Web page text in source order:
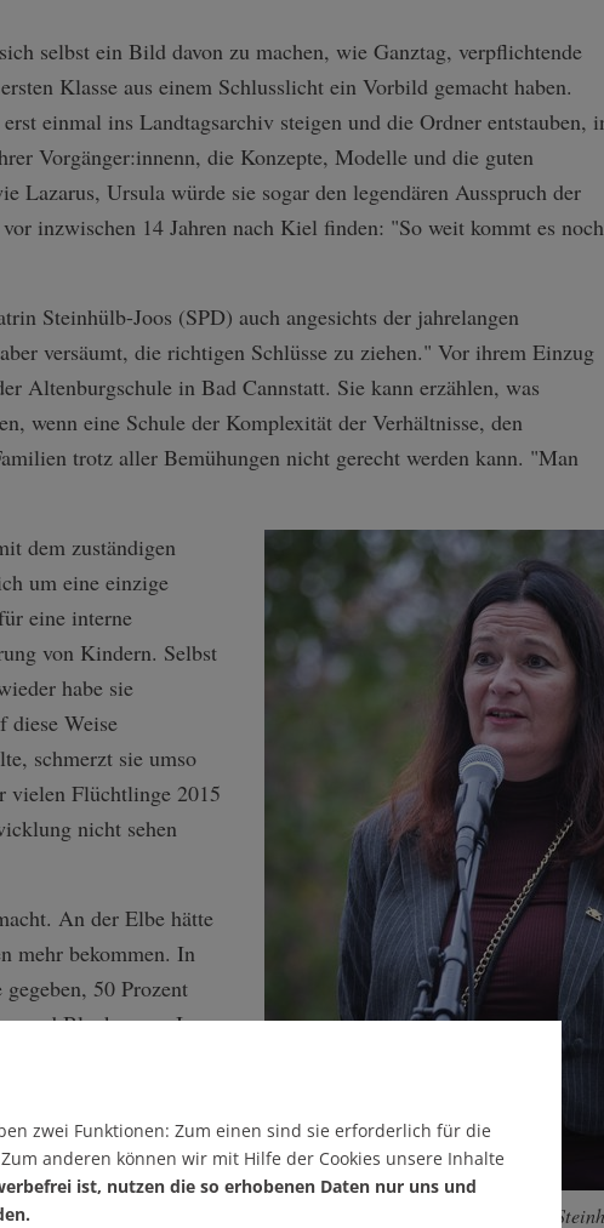
selbst ein Bild davon zu machen, wie Ganztag, verpflichtende
Klasse aus einem Schlusslicht ein Vorbild gemacht haben.
einmal ins Landtagsarchiv steigen und die Ordner entstauben,
Vorgänger:innenn, die Konzepte, Modelle und die guten
Lazarus, Ursula würde sie sogar den legendären Ausspruch der
inzwischen 14 Jahren nach Kiel finden: "So weit kommt es
Steinhülb-Joos (SPD) auch angesichts der jahrelangen
versäumt, die richtigen Schlüsse zu ziehen." Vor ihrem Einzug
Altenburgschule in Bad Cannstatt. Sie kann erzählen, was
wenn eine Schule der Komplexität der Verhältnisse, den
trotz aller Bemühungen nicht gerecht werden kann. "Man
Weiß, was Schulen brauchen: Katrin
dem zuständigen
um eine einzige
eine interne
von Kindern. Selbst
habe sie
diese Weise
schmerzt sie umso
vielen Flüchtlinge 2015
nicht sehen
An der Elbe hätte
mehr bekommen. In
50 Prozent
und Blankenese. In
ungleich zu
Schwarz nach der
schon im
ist, wie es im
zwei Funktionen: Zum einen sind sie erforderlich für die
anderen können wir mit Hilfe der Cookies unsere Inhalte
ist, nutzen die so erhobenen Daten nur uns und